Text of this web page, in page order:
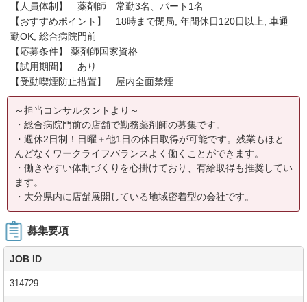
【人員体制】 薬剤師 常勤3名、パート1名
【おすすめポイント】 18時まで閉局, 年間休日120日以上, 車通
勤OK, 総合病院門前
【応募条件】 薬剤師国家資格
【試用期間】 あり
【受動喫煙防止措置】 屋内全面禁煙
～担当コンサルタントより～
・総合病院門前の店舗で勤務薬剤師の募集です。
・週休2日制！日曜＋他1日の休日取得が可能です。残業もほと
んどなくワークライフバランスよく働くことができます。
・働きやすい体制づくりを心掛けており、有給取得も推奨してい
ます。
・大分県内に店舗展開している地域密着型の会社です。
募集要項
JOB ID
314729